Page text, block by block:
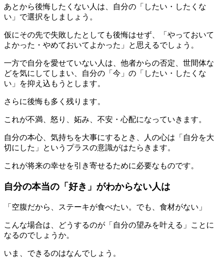
あとから後悔したくない人は、自分の「したい・したくな
い」で選択をしましょう。
仮にその先で失敗したとしても後悔はせず、「やっておいて
よかった・やめておいてよかった」と思えるでしょう。
一方で自分を愛せていない人は、他者からの否定、世間体な
どを気にしてしまい、自分の「今」の「したい・したくな
い」を抑え込もうとします。
さらに後悔も多く残ります。
これが不満、怒り、妬み、不安・心配になっていきます。
自分の本心、気持ちを大事にするとき、人の心は「自分を大
切にした」というプラスの意識がはたらきます。
これが将来の幸せを引き寄せるために必要なものです。
自分の本当の「好き」がわからない人は
「空腹だから、ステーキが食べたい。でも、食材がない」
こんな場合は、どうするのが「自分の望みを叶える」ことに
なるのでしょうか。
いま、できるのはなんでしょう。